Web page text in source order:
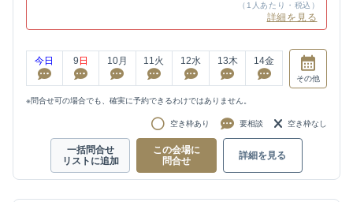
（1人あたり・税込）
詳細を見る
今日 9 日 10月 11火 12水 13木 14金
その他
※問合せ可の場合でも、確実に予約できるわけではありません。
空き枠あり 要相談 空き枠なし
一括問合せ
リストに追加
この会場に
問合せ
詳細を見る